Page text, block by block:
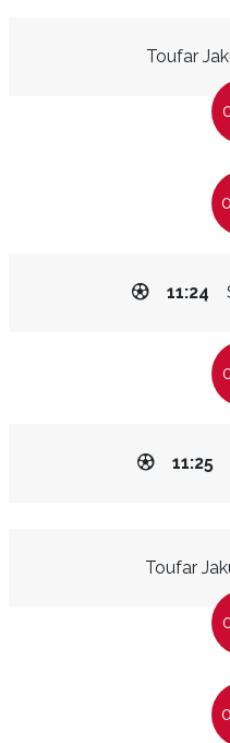
Toufar
11:24
11:25
Toufar